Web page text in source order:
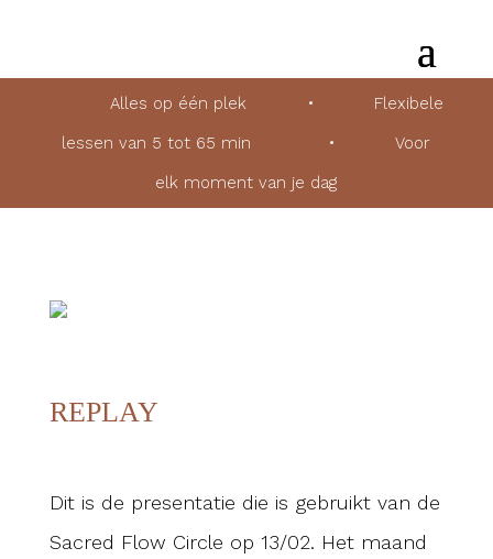
Alles op één plek • Flexibele
lessen van 5 tot 65 min • Voor
elk moment van je dag
REPLAY
Dit is de presentatie die is gebruikt van de
Sacred Flow Circle op 13/02. Het maand